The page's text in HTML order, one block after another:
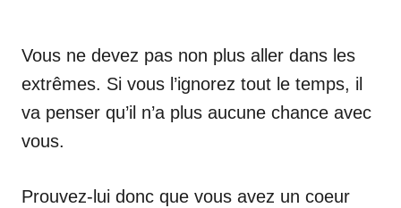
Vous ne devez pas non plus aller dans les
extrêmes. Si vous l’ignorez tout le temps, il
va penser qu’il n’a plus aucune chance avec
vous.
Prouvez-lui donc que vous avez un coeur